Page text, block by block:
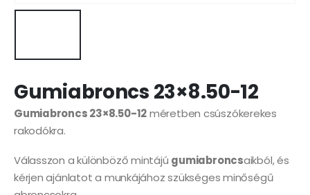
Gumiabroncs 23×8.50-12
Gumiabroncs 23×8.50-12méretben csúszókerekes
rakodókra.
Válasszon a különböző mintájú gumiabroncsaikból, és
kérjen ajánlatot a munkájához szükséges minőségű